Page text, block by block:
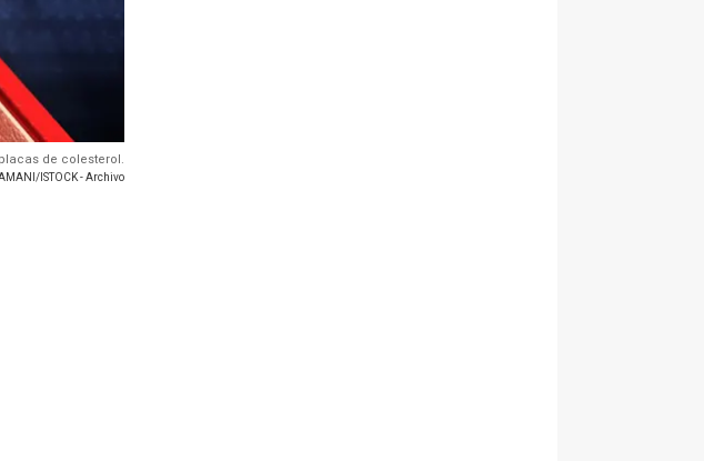
de colesterol.
ISTOCK - Archivo